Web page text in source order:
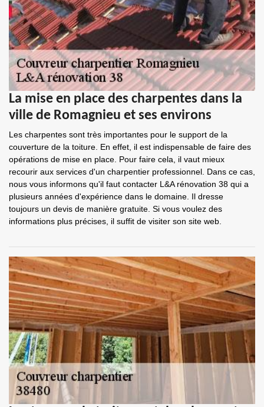
La mise en place des charpentes dans la
ville de Romagnieu et ses environs
Les charpentes sont très importantes pour le support de la
couverture de la toiture. En effet, il est indispensable de faire des
opérations de mise en place. Pour faire cela, il vaut mieux
recourir aux services d'un charpentier professionnel. Dans ce cas,
nous vous informons qu'il faut contacter L&A rénovation 38 qui a
plusieurs années d'expérience dans le domaine. Il dresse
toujours un devis de manière gratuite. Si vous voulez des
informations plus précises, il suffit de visiter son site web.